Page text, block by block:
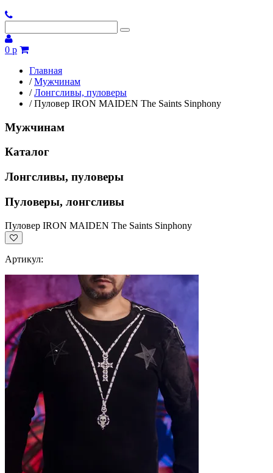
0 р
Главная
/ Мужчинам
/ Лонгсливы, пуловеры
/ Пуловер IRON MAIDEN The Saints Sinphony
Мужчинам
Каталог
Лонгсливы, пуловеры
Пуловеры, лонгсливы
Пуловер IRON MAIDEN The Saints Sinphony
Артикул: